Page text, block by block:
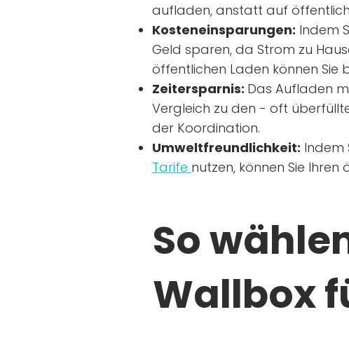
aufladen, anstatt auf
Kosteneinsparungen: Indem
Geld sparen, da Strom zu
öffentlichen Laden können Sie
Zeitersparnis: Das Aufladen
Vergleich zu den - oft
der Koordination.
Umweltfreundlichkeit: Indem
Tarife nutzen, können Sie
So
Wallbox